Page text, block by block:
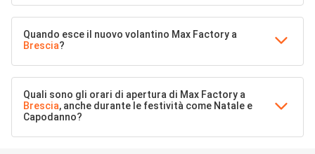
Quando esce il nuovo volantino Max Factory a
Brescia?
Quali sono gli orari di apertura di Max Factory a
Brescia, anche durante le festività come Natale e
Capodanno?